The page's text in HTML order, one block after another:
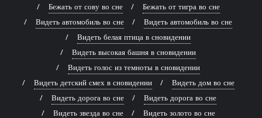
Бежать от сову во сне
Бежать от тигра во сне
Видеть автомобиль во сне
Видеть автомобиль во сне
Видеть белая птица в сновидении
Видеть высокая башня в сновидении
Видеть голос из темноты в сновидении
Видеть детский смех в сновидении
Видеть дом во сне
Видеть дорога во сне
Видеть дорога во сне
Видеть звезда во сне
Видеть золото во сне